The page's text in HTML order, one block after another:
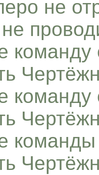
не
команду
команду